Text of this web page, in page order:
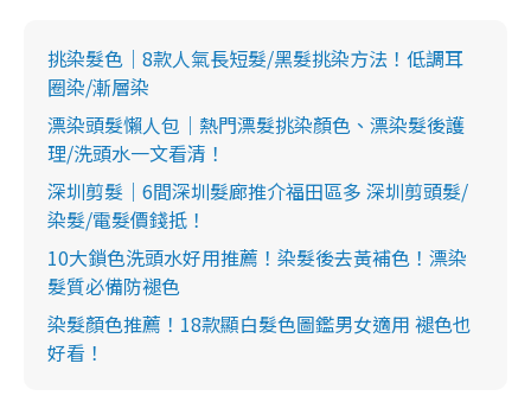
挑染髮色｜8款人氣長短髮/黑髮挑染方法！低調耳
圈染/漸層染
漂染頭髮懶人包｜熱門漂髮挑染顏色、漂染髮後護
理/洗頭水一文看清！
深圳剪髮｜6間深圳髮廊推介福田區多 深圳剪頭髮/
染髮/電髮價錢抵！
10大鎖色洗頭水好用推薦！染髮後去黃補色！漂染
髮質必備防褪色
染髮顏色推薦！18款顯白髮色圖鑑男女適用 褪色也
好看！